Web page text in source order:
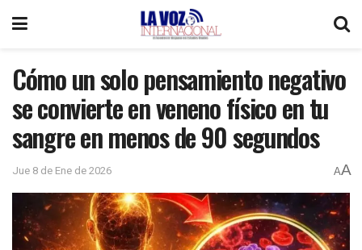
Cómo un solo pensamiento negativo
se convierte en veneno físico en tu
sangre en menos de 90 segundos
Jue 8 de Ene de 2026 AA